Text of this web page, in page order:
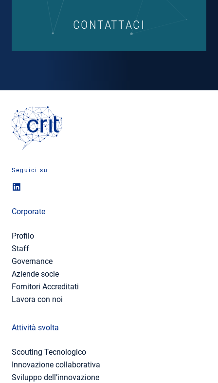
CONTATTACI
Seguici su
Corporate
Profilo
Staff
Governance
Aziende socie
Fornitori Accreditati
Lavora con noi
Attività svolta
Scouting Tecnologico
Innovazione collaborativa
Sviluppo dell’innovazione